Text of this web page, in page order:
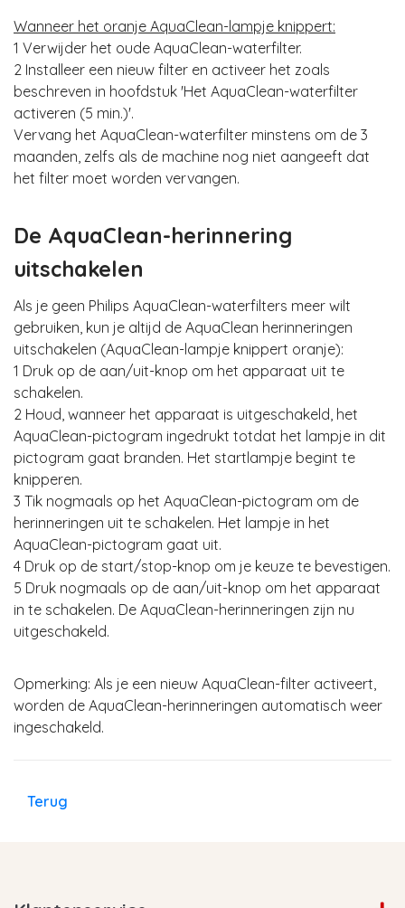
Wanneer het oranje AquaClean-lampje knippert:
1 Verwijder het oude AquaClean-waterfilter.
2 Installeer een nieuw filter en activeer het zoals
beschreven in hoofdstuk 'Het AquaClean-waterfilter
activeren (5 min.)'.
Vervang het AquaClean-waterfilter minstens om de 3
maanden, zelfs als de machine nog niet aangeeft dat
het filter moet worden vervangen.
De AquaClean-herinnering
uitschakelen
Als je geen Philips AquaClean-waterfilters meer wilt
gebruiken, kun je altijd de AquaClean herinneringen
uitschakelen (AquaClean-lampje knippert oranje):
1 Druk op de aan/uit-knop om het apparaat uit te
schakelen.
2 Houd, wanneer het apparaat is uitgeschakeld, het
AquaClean-pictogram ingedrukt totdat het lampje in dit
pictogram gaat branden. Het startlampje begint te
knipperen.
3 Tik nogmaals op het AquaClean-pictogram om de
herinneringen uit te schakelen. Het lampje in het
AquaClean-pictogram gaat uit.
4 Druk op de start/stop-knop om je keuze te bevestigen.
5 Druk nogmaals op de aan/uit-knop om het apparaat
in te schakelen. De AquaClean-herinneringen zijn nu
uitgeschakeld.
Opmerking: Als je een nieuw AquaClean-filter activeert,
worden de AquaClean-herinneringen automatisch weer
ingeschakeld.
Terug